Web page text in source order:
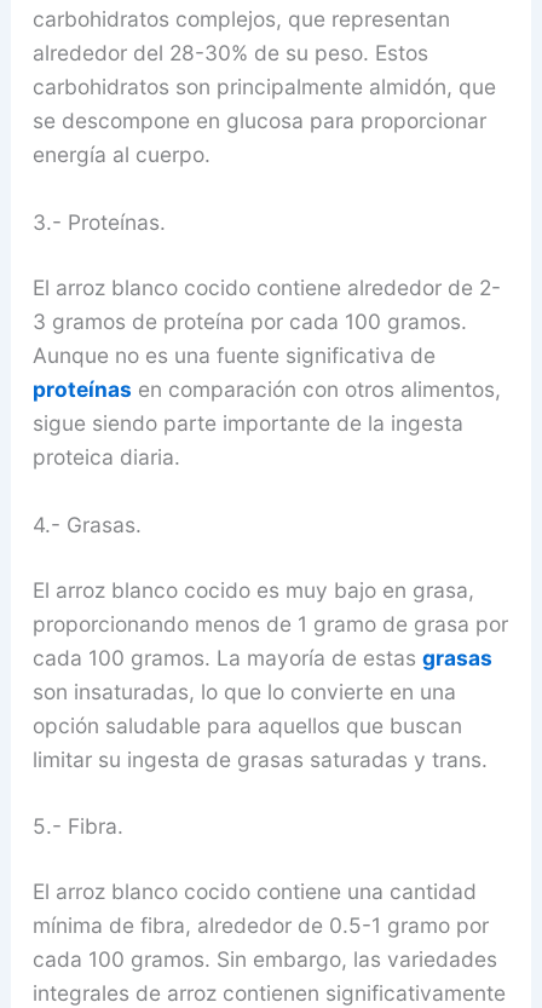
carbohidratos complejos, que representan
alrededor del 28-30% de su peso. Estos
carbohidratos son principalmente almidón, que
se descompone en glucosa para proporcionar
energía al cuerpo.
3.- Proteínas.
El arroz blanco cocido contiene alrededor de 2-
3 gramos de proteína por cada 100 gramos.
Aunque no es una fuente significativa de
proteínas en comparación con otros alimentos,
sigue siendo parte importante de la ingesta
proteica diaria.
4.- Grasas.
El arroz blanco cocido es muy bajo en grasa,
proporcionando menos de 1 gramo de grasa por
cada 100 gramos. La mayoría de estas grasas
son insaturadas, lo que lo convierte en una
opción saludable para aquellos que buscan
limitar su ingesta de grasas saturadas y trans.
5.- Fibra.
El arroz blanco cocido contiene una cantidad
mínima de fibra, alrededor de 0.5-1 gramo por
cada 100 gramos. Sin embargo, las variedades
integrales de arroz contienen significativamente